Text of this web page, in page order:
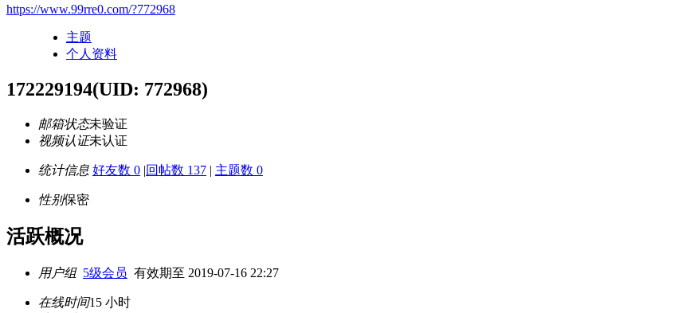
https://www.99rre0.com/?772968
主题
个人资料
172229194(UID: 772968)
邮箱状态未验证
视频认证未认证
统计信息 好友数 0 |回帖数 137 | 主题数 0
性别保密
活跃概况
用户组 5级会员 有效期至 2019-07-16 22:27
在线时间15 小时